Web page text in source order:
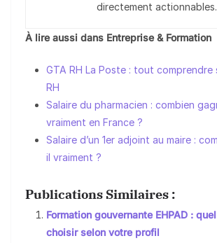
directement actionnables.
À lire aussi dans Entreprise & Formation
GTA RH La Poste : tout
RH
Salaire du pharmacien : combien
vraiment en France ?
Salaire d’un 1er adjoint au maire :
il vraiment ?
Publications Similaires :
Formation gouvernante EHPAD :
choisir selon votre profil